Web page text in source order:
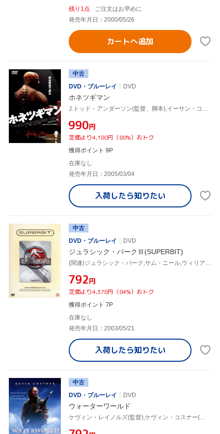
残り1点
ご注文はお早めに
発売年月日：2000/05/26
カートへ追加
中古
DVD・ブルーレイ
DVD
ホネツギマン
¥990円
定価より4,180円（80%）おトク
獲得ポイント 9P
在庫なし
発売年月日：2005/03/04
入荷したら知りたい
中古
DVD・ブルーレイ
DVD
ジュラシック・パークⅢ(SUPERBIT)
¥792円
定価より4,378円（84%）おトク
獲得ポイント 7P
在庫なし
発売年月日：2003/05/21
入荷したら知りたい
中古
DVD・ブルーレイ
DVD
ウォーターワールド
ケヴィン・レイノルズ(監督),ケヴィン・コスナー(出演、制作),デニス・ホッパー,ジーン・トリプルホーン,ティナ・マジョリーノ,マイケル・ジェッター